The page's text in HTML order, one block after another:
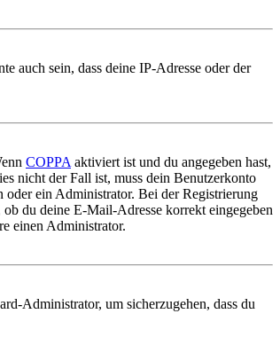
auch sein, dass deine IP-Adresse oder der
COPPA aktiviert ist und du angegeben hast,
nicht der Fall ist, muss dein Benutzerkonto
oder ein Administrator. Bei der Registrierung
du deine E-Mail-Adresse korrekt eingegeben
einen Administrator.
Administrator, um sicherzugehen, dass du